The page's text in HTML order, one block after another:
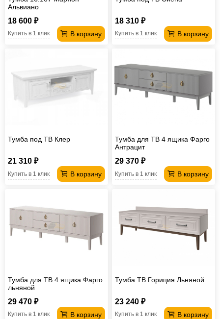
Альвиано
18 600 ₽
В корзину
Купить в 1 клик
18 310 ₽
В корзину
Купить в 1 клик
Тумба под ТВ Клер
21 310 ₽
В корзину
Купить в 1 клик
Тумба для ТВ 4 ящика Фарго
Антрацит
29 370 ₽
В корзину
Купить в 1 клик
Тумба для ТВ 4 ящика Фарго
льняной
29 470 ₽
В корзину
Купить в 1 клик
Тумба ТВ Гориция Льняной
23 240 ₽
В корзину
Купить в 1 клик